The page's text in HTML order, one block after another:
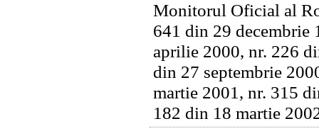
Monitorul Oficial al
641 din 29 decembrie
aprilie 2000, nr. 226
din 27 septembrie
martie 2001, nr. 315
182 din 18 martie